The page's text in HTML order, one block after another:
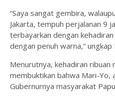
“Saya sangat gembira,
Jakarta, tempuh perjalanan 9
terbayarkan dengan
dengan penuh warna,”
Menurutnya, kehadiran ribuan
membuktikan bahwa Mari-Yo,
Gubernurnya masyarakat